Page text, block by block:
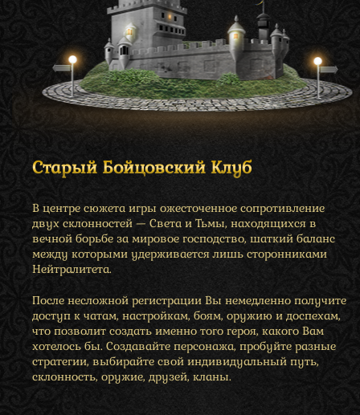
Старый Бойцовский Клуб
В центре сюжета игры ожесточенное сопротивление
двух склонностей — Света и Тьмы, находящихся в
вечной борьбе за мировое господство, шаткий баланс
между которыми удерживается лишь сторонниками
Нейтралитета.
После несложной регистрации Вы немедленно получите
доступ к чатам, настройкам, боям, оружию и доспехам,
что позволит создать именно того героя, какого Вам
хотелось бы. Создавайте персонажа, пробуйте разные
стратегии, выбирайте свой индивидуальный путь,
склонность, оружие, друзей, кланы.